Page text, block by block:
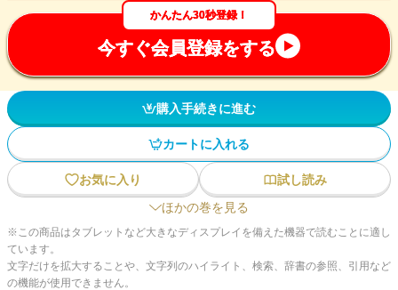
かんたん30秒登録！
今すぐ会員登録をする
購入手続きに進む
カートに入れる
お気に入り
試し読み
ほかの巻を見る
※この商品はタブレットなど大きなディスプレイを備えた機器で読むことに適し
ています。
文字だけを拡大することや、文字列のハイライト、検索、辞書の参照、引用など
の機能が使用できません。